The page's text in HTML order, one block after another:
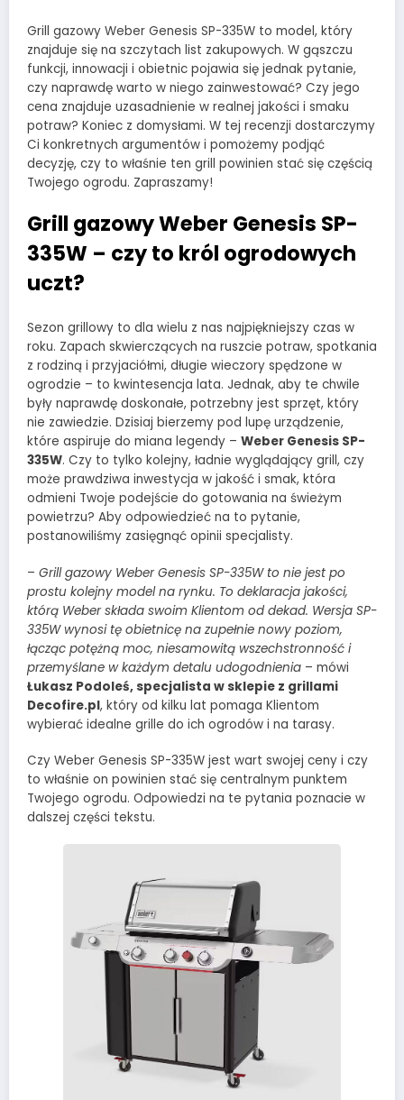
Grill gazowy Weber Genesis SP-335W to model, który
znajduje się na szczytach list zakupowych. W gąszczu
funkcji, innowacji i obietnic pojawia się jednak pytanie,
czy naprawdę warto w niego zainwestować? Czy jego
cena znajduje uzasadnienie w realnej jakości i smaku
potraw? Koniec z domysłami. W tej recenzji dostarczymy
Ci konkretnych argumentów i pomożemy podjąć
decyzję, czy to właśnie ten grill powinien stać się częścią
Twojego ogrodu. Zapraszamy!
Grill gazowy Weber Genesis SP-
335W – czy to król ogrodowych
uczt?
Sezon grillowy to dla wielu z nas najpiękniejszy czas w
roku. Zapach skwierczących na ruszcie potraw, spotkania
z rodziną i przyjaciółmi, długie wieczory spędzone w
ogrodzie – to kwintesencja lata. Jednak, aby te chwile
były naprawdę doskonałe, potrzebny jest sprzęt, który
nie zawiedzie. Dzisiaj bierzemy pod lupę urządzenie,
które aspiruje do miana legendy – Weber Genesis SP-
335W. Czy to tylko kolejny, ładnie wyglądający grill, czy
może prawdziwa inwestycja w jakość i smak, która
odmieni Twoje podejście do gotowania na świeżym
powietrzu? Aby odpowiedzieć na to pytanie,
postanowiliśmy zasięgnąć opinii specjalisty.
– Grill gazowy Weber Genesis SP-335W to nie jest po
prostu kolejny model na rynku. To deklaracja jakości,
którą Weber składa swoim Klientom od dekad. Wersja SP-
335W wynosi tę obietnicę na zupełnie nowy poziom,
łącząc potężną moc, niesamowitą wszechstronność i
przemyślane w każdym detalu udogodnienia – mówi
Łukasz Podoleś, specjalista w sklepie z grillami
Decofire.pl, który od kilku lat pomaga Klientom
wybierać idealne grille do ich ogrodów i na tarasy.
Czy Weber Genesis SP-335W jest wart swojej ceny i czy
to właśnie on powinien stać się centralnym punktem
Twojego ogrodu. Odpowiedzi na te pytania poznacie w
dalszej części tekstu.